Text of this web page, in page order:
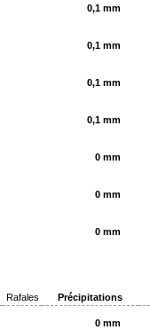
0,1 mm
0,1 mm
0,1 mm
0,1 mm
0 mm
0 mm
0 mm
Rafales Précipitations
0 mm